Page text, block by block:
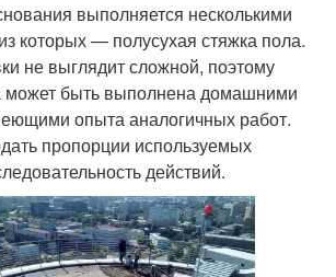
выполняется несколькими
которых — полусухая стяжка пола.
не выглядит сложной, поэтому
может быть выполнена домашними
опыта аналогичных работ.
пропорции используемых
действий.